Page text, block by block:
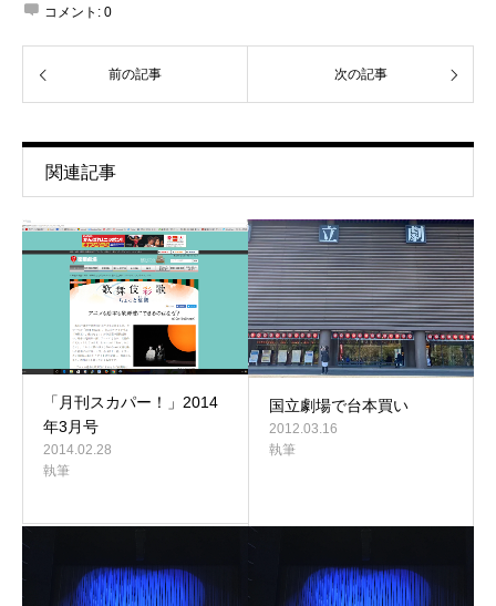
コメント: 0
前の記事 次の記事
関連記事
「月刊スカパー！」2014
年3月号
2014.02.28
執筆
国立劇場で台本買い
2012.03.16
執筆